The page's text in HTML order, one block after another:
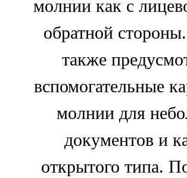
молнии как с
обратной
также
вспомогательные
молнии для
документов и
открытого типа.